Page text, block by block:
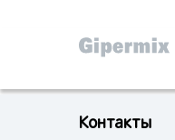
Контакты